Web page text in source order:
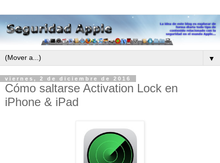
▼
viernes, 2 de diciembre de 2016
Cómo saltarse Activation Lock en
iPhone & iPad